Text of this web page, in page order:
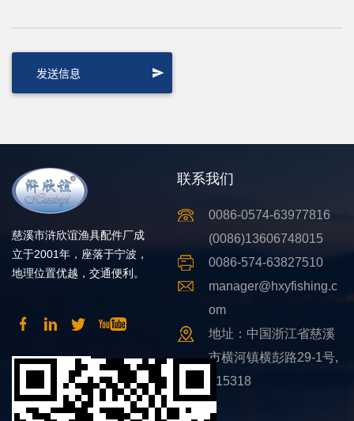
慈溪市浒欣谊渔具配件厂成
立于2001年，座落于宁波，
地理位置优越，交通便利。
联系我们
0086-0574-63977816
(0086)13606748015
0086-574-63827510
manager@hxyfishing.c
om
地址：中国浙江省慈溪
市横河镇横彭路29-1号,
315318